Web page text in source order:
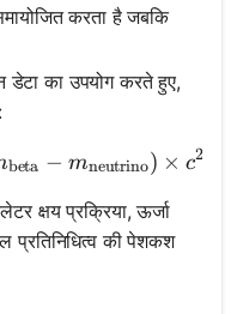
करता है जबकि
डेटा का उपयोग करते हुए,
(m_{\text{parent}}
beta − mneutrino) × c2
क्षय प्रक्रिया, ऊर्जा
प्रतिनिधित्व की पेशकश